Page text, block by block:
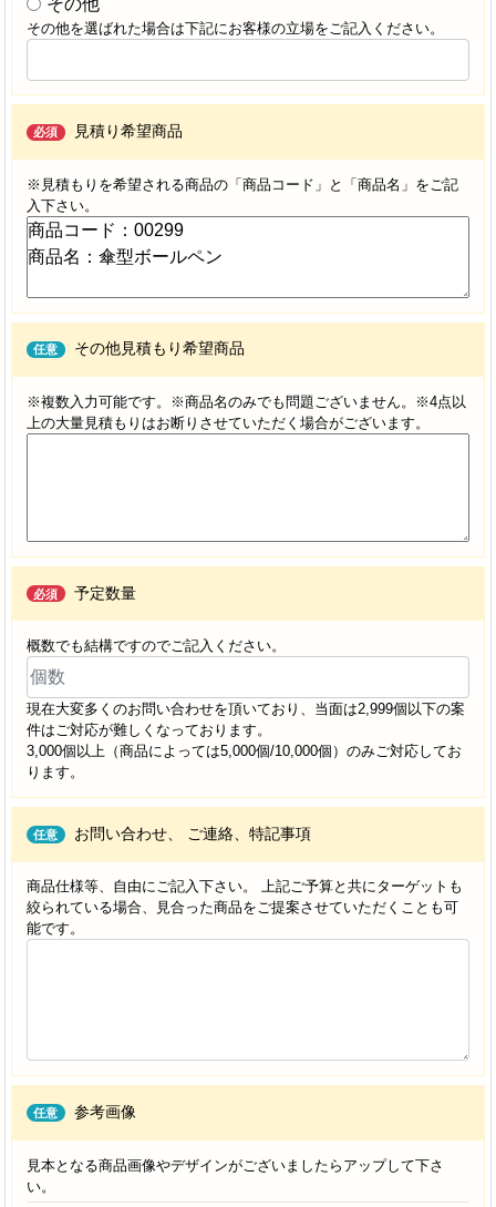
その他を選ばれた場合は下記にお客様の立場をご記入ください。
必須 見積り希望商品
※見積もりを希望される商品の「商品コード」と「商品名」をご記
入下さい。
任意 その他見積もり希望商品
※複数入力可能です。※商品名のみでも問題ございません。※4点以
上の大量見積もりはお断りさせていただく場合がございます。
必須 予定数量
概数でも結構ですのでご記入ください。
現在大変多くのお問い合わせを頂いており、当面は2,999個以下の案
件はご対応が難しくなっております。
3,000個以上（商品によっては5,000個/10,000個）のみご対応してお
ります。
任意 お問い合わせ、 ご連絡、特記事項
商品仕様等、自由にご記入下さい。 上記ご予算と共にターゲットも
絞られている場合、見合った商品をご提案させていただくことも可
能です。
任意 参考画像
見本となる商品画像やデザインがございましたらアップして下さ
い。